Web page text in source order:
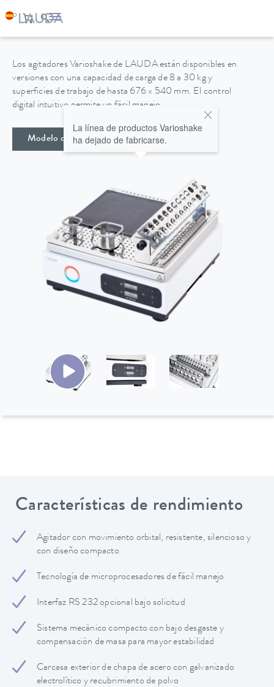
VARIOSHAKE VS 8 O
Los agitadores Varioshake de LAUDA están disponibles en
versiones con una capacidad de carga de 8 a 30 kg y
superficies de trabajo de hasta 676 x 540 mm. El control
digital intuitivo permite un fácil manejo.
Modelo descatalogado
La línea de productos Varioshake
ha dejado de fabricarse.
Características de rendimiento
Agitador con movimiento orbital, resistente, silencioso y
con diseño compacto
Tecnología de microprocesadores de fácil manejo
Interfaz RS 232 opcional bajo solicitud
Sistema mecánico compacto con bajo desgaste y
compensación de masa para mayor estabilidad
Carcasa exterior de chapa de acero con galvanizado
electrolítico y recubrimiento de polvo